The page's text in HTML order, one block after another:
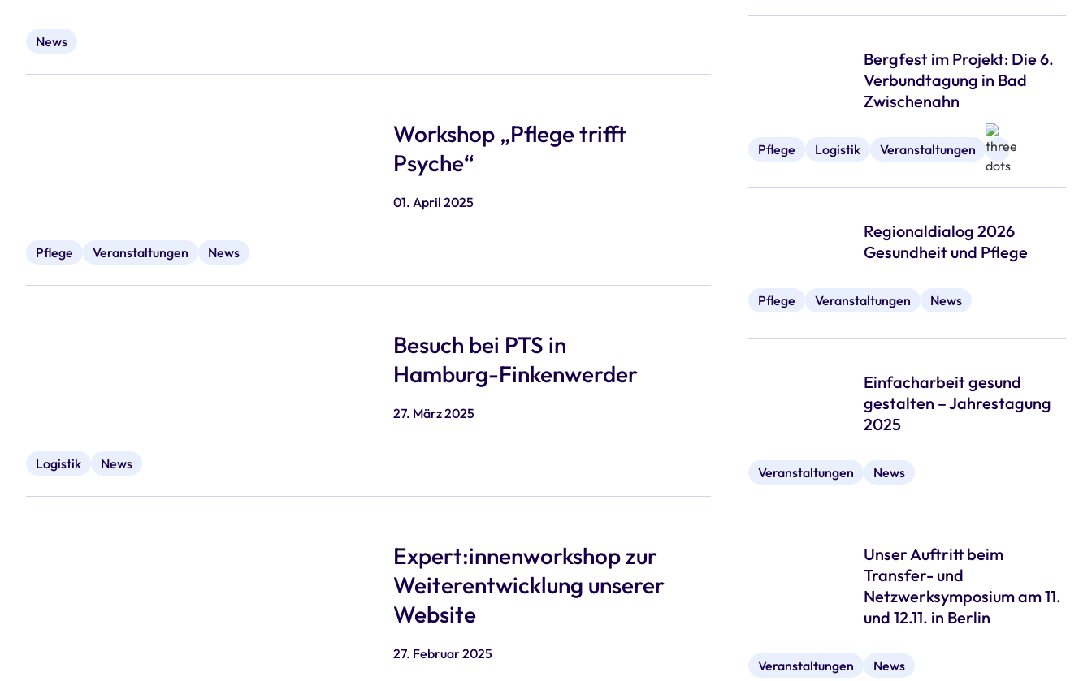
News
Workshop „Pflege trifft
Psyche“
01. April 2025
Pflege Veranstaltungen News
Besuch bei PTS in
Hamburg-Finkenwerder
27. März 2025
Logistik News
Expert:innenworkshop zur
Weiterentwicklung unserer
Website
27. Februar 2025
Bergfest im Projekt: Die 6.
Verbundtagung in Bad
Zwischenahn
Pflege Logistik Veranstaltungen
Regionaldialog 2026
Gesundheit und Pflege
Pflege Veranstaltungen News
Einfacharbeit gesund
gestalten – Jahrestagung
2025
Veranstaltungen News
Unser Auftritt beim
Transfer- und
Netzwerksymposium am 11.
und 12.11. in Berlin
Veranstaltungen News